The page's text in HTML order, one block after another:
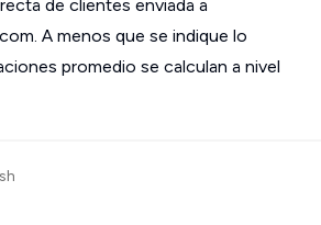
de clientes enviada a
A menos que se indique lo
promedio se calculan a nivel